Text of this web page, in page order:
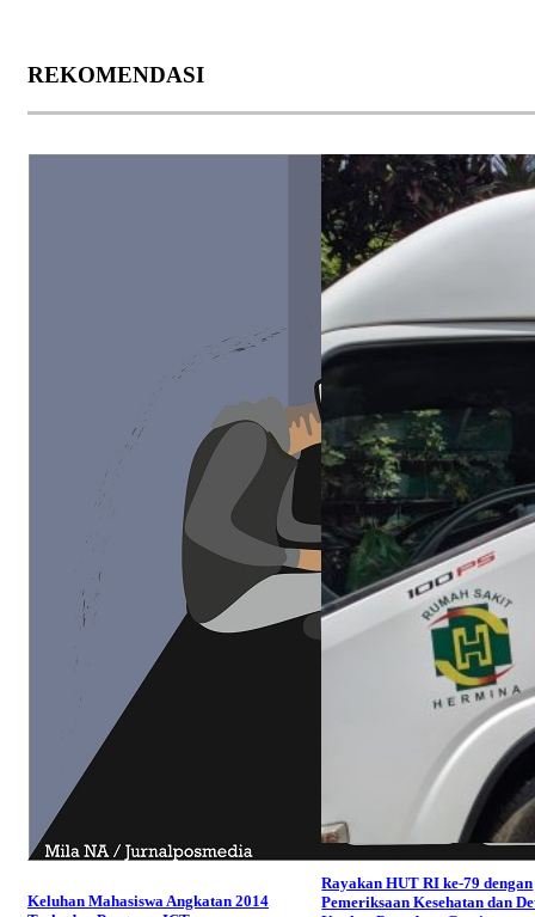
REKOMENDASI
Keluhan Mahasiswa Angkatan 2014
Rayakan HUT RI ke-79 dengan
Pemeriksaan Kesehatan dan